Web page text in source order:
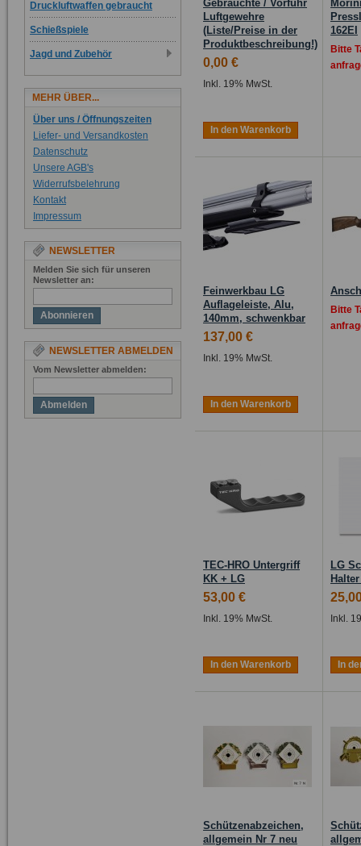
Gebrauchte / Vorführ
Luftgewehre
(Liste/Preise in der
Produktbeschreibung!)
0,00 €
Inkl. 19% MwSt.
In den Warenkorb
162EI
Bitte
Feinwerkbau LG
Auflageleiste, Alu,
140mm, schwenkbar
137,00 €
Inkl. 19% MwSt.
In den Warenkorb
Bitte
TEC-HRO Untergriff
KK + LG
53,00 €
Inkl. 19% MwSt.
In den Warenkorb
LG
Inkl.
In
Schützenabzeichen,
allgemein Nr 7 neu
Druckluftwaffen gebraucht
Schießspiele
Jagd und Zubehör
MEHR ÜBER...
Über uns / Öffnungszeiten
Liefer- und Versandkosten
Datenschutz
Unsere AGB's
Widerrufsbelehrung
Kontakt
Impressum
NEWSLETTER
Melden Sie sich für unseren
Newsletter an:
Abonnieren
NEWSLETTER ABMELDEN
Vom Newsletter abmelden:
Abmelden